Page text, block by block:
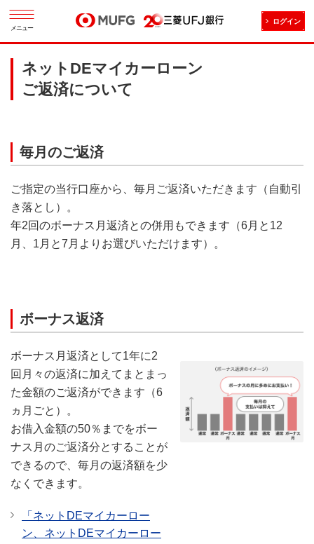
メニュー
ログイン
ネットDEマイカーローン
ご返済について
毎月のご返済
ご指定の当行口座から、毎月ご返済いただきます（自動引
き落とし）。
年2回のボーナス月返済との併用もできます（6月と12
月、1月と7月よりお選びいただけます）。
ボーナス返済
ボーナス月返済として1年に2
回月々の返済に加えてまとまっ
た金額のご返済ができます（6
ヵ月ごと）。
お借入金額の50％までをボー
ナス月のご返済分とすることが
できるので、毎月の返済額を少
なくできます。
「ネットDEマイカーロー
ン、ネットDEマイカーロー